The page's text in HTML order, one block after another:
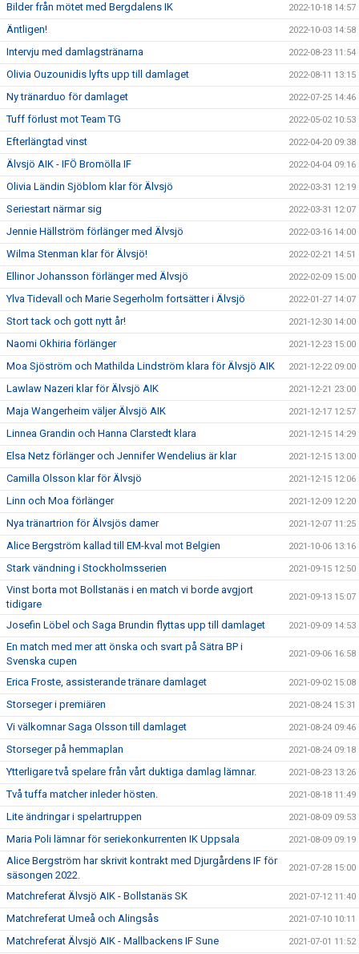
Bilder från mötet med Bergdalens IK 2022-10-18 14:57
Äntligen! 2022-10-03 14:58
Intervju med damlagstränarna 2022-08-23 11:54
Olivia Ouzounidis lyfts upp till damlaget 2022-08-11 13:15
Ny tränarduo för damlaget 2022-07-25 14:46
Tuff förlust mot Team TG 2022-05-02 10:53
Efterlängtad vinst 2022-04-20 09:38
Älvsjö AIK - IFÖ Bromölla IF 2022-04-04 09:16
Olivia Ländin Sjöblom klar för Älvsjö 2022-03-31 12:19
Seriestart närmar sig 2022-03-31 12:07
Jennie Hällström förlänger med Älvsjö 2022-03-16 14:00
Wilma Stenman klar för Älvsjö! 2022-02-21 14:51
Ellinor Johansson förlänger med Älvsjö 2022-02-09 15:00
Ylva Tidevall och Marie Segerholm fortsätter i Älvsjö 2022-01-27 14:07
Stort tack och gott nytt år! 2021-12-30 14:00
Naomi Okhiria förlänger 2021-12-23 15:00
Moa Sjöström och Mathilda Lindström klara för Älvsjö AIK 2021-12-22 09:00
Lawlaw Nazeri klar för Älvsjö AIK 2021-12-21 23:00
Maja Wangerheim väljer Älvsjö AIK 2021-12-17 12:57
Linnea Grandin och Hanna Clarstedt klara 2021-12-15 14:29
Elsa Netz förlänger och Jennifer Wendelius är klar 2021-12-15 13:00
Camilla Olsson klar för Älvsjö 2021-12-15 12:06
Linn och Moa förlänger 2021-12-09 12:20
Nya tränartrion för Älvsjös damer 2021-12-07 11:25
Alice Bergström kallad till EM-kval mot Belgien 2021-10-06 13:16
Stark vändning i Stockholmsserien 2021-09-15 12:50
Vinst borta mot Bollstanäs i en match vi borde avgjort
tidigare
2021-09-13 15:07
Josefin Löbel och Saga Brundin flyttas upp till damlaget 2021-09-09 14:53
En match med mer att önska och svart på Sätra BP i
Svenska cupen
2021-09-06 16:58
Erica Froste, assisterande tränare damlaget 2021-09-02 15:08
Storseger i premiären 2021-08-24 15:31
Vi välkomnar Saga Olsson till damlaget 2021-08-24 09:46
Storseger på hemmaplan 2021-08-24 09:18
Ytterligare två spelare från vårt duktiga damlag lämnar. 2021-08-23 13:26
Två tuffa matcher inleder hösten. 2021-08-18 11:49
Lite ändringar i spelartruppen 2021-08-09 09:53
Maria Poli lämnar för seriekonkurrenten IK Uppsala 2021-08-09 09:19
Alice Bergström har skrivit kontrakt med Djurgårdens IF för
säsongen 2022.
2021-07-28 15:00
Matchreferat Älvsjö AIK - Bollstanäs SK 2021-07-12 11:40
Matchreferat Umeå och Alingsås 2021-07-10 10:11
Matchreferat Älvsjö AIK - Mallbackens IF Sune 2021-07-01 11:52